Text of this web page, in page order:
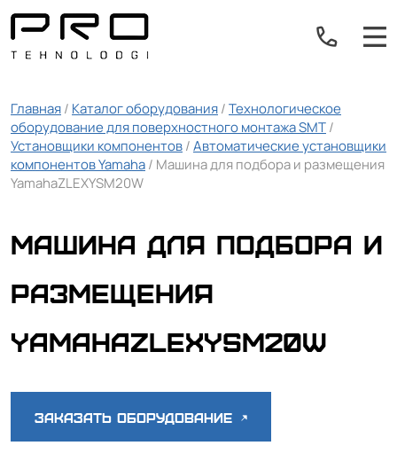
Главная/ Каталог оборудования/Технологическое
оборудование для поверхностного монтажа SMT/
Установщики компонентов/Автоматические установщики
компонентов Yamaha/ Машина для подбора и размещения
YamahaZLEXYSM20W
Машина для подбора и
размещения
YamahaZLEXYSM20W
Заказать оборудование